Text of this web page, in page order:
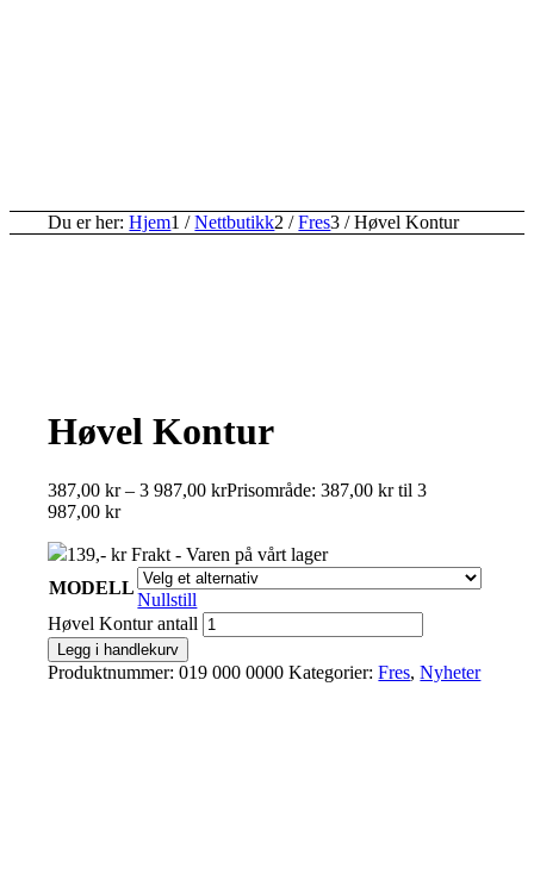
Du er her: Hjem1 / Nettbutikk2 / Fres3 / Høvel Kontur
Høvel Kontur
387,00kr – 3 987,00krPrisområde: 387,00 kr til 3
987,00 kr
139,- kr Frakt - Varen på vårt lager
MODELL
Nullstill
Høvel Kontur antall
Legg i handlekurv
Produktnummer:019 000 0000 Kategorier:Fres,Nyheter